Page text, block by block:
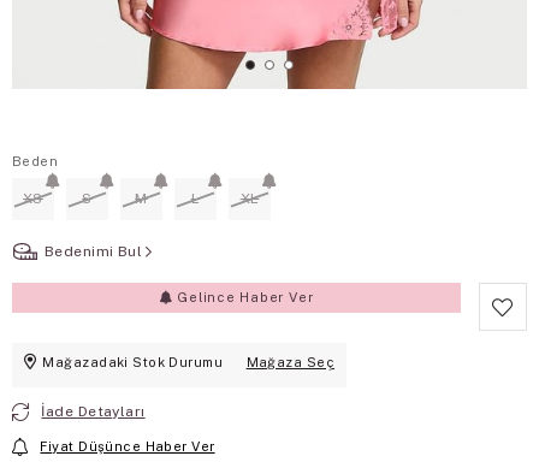
Beden
XS S M L XL
Bedenimi Bul
Gelince Haber Ver
Mağazadaki Stok Durumu Mağaza Seç
İade Detayları
Fiyat Düşünce Haber Ver